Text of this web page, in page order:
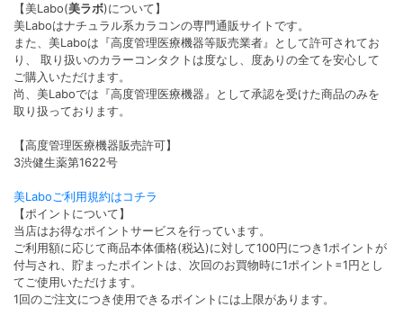
【美Labo(美ラボ)について】
美Laboはナチュラル系カラコンの専門通販サイトです。
また、美Laboは『高度管理医療機器等販売業者』として許可されてお
り、 取り扱いのカラーコンタクトは度なし、度ありの全てを安心して
ご購入いただけます。
尚、美Laboでは『高度管理医療機器』として承認を受けた商品のみを
取り扱っております。
【高度管理医療機器販売許可】
3渋健生薬第1622号
美Laboご利用規約はコチラ
【ポイントについて】
当店はお得なポイントサービスを行っています。
ご利用額に応じて商品本体価格(税込)に対して100円につき1ポイントが
付与され、貯まったポイントは、次回のお買物時に1ポイント=1円とし
てご使用いただけます。
1回のご注文につき使用できるポイントには上限があります。